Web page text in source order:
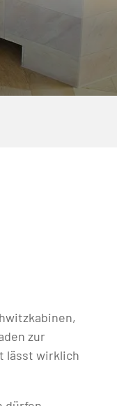
zur
lässt wirklich